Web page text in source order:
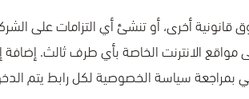
أخرى، أو تنشئ أي التزامات على
الانترنت الخاصة بأي طرف ثالث.
سياسة الخصوصية لكل رابط يتم